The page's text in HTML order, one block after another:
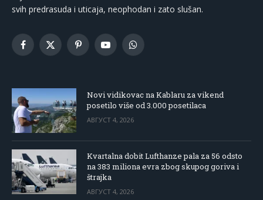
svih predrasuda i uticaja, neophodan i zato slušan.
Facebook
X
PinterestYouTubeWhatsApp
Novi vidikovac na Kablaru za vikend
posetilo više od 3.000 posetilaca
АВГУСТ 4, 2026
Kvartalna dobit Lufthanze pala za 56 odsto
na 383 miliona evra zbog skupog goriva i
štrajka
АВГУСТ 4, 2026